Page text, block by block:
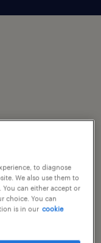
to diagnose
We also use them to
can either accept or
choice. You can
is in our cookie